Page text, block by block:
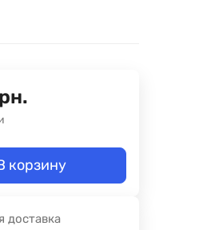
корзину
доставка